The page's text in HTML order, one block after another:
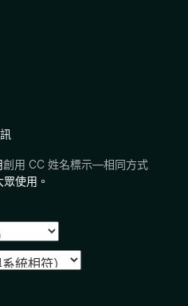
創用 CC 姓名標示—相同方式
使用。